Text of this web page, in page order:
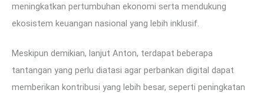
meningkatkan pertumbuhan ekonomi serta mendukung
ekosistem keuangan nasional yang lebih inklusif.
Meskipun demikian, lanjut Anton, terdapat beberapa
tantangan yang perlu diatasi agar perbankan digital dapat
memberikan kontribusi yang lebih besar, seperti peningkatan